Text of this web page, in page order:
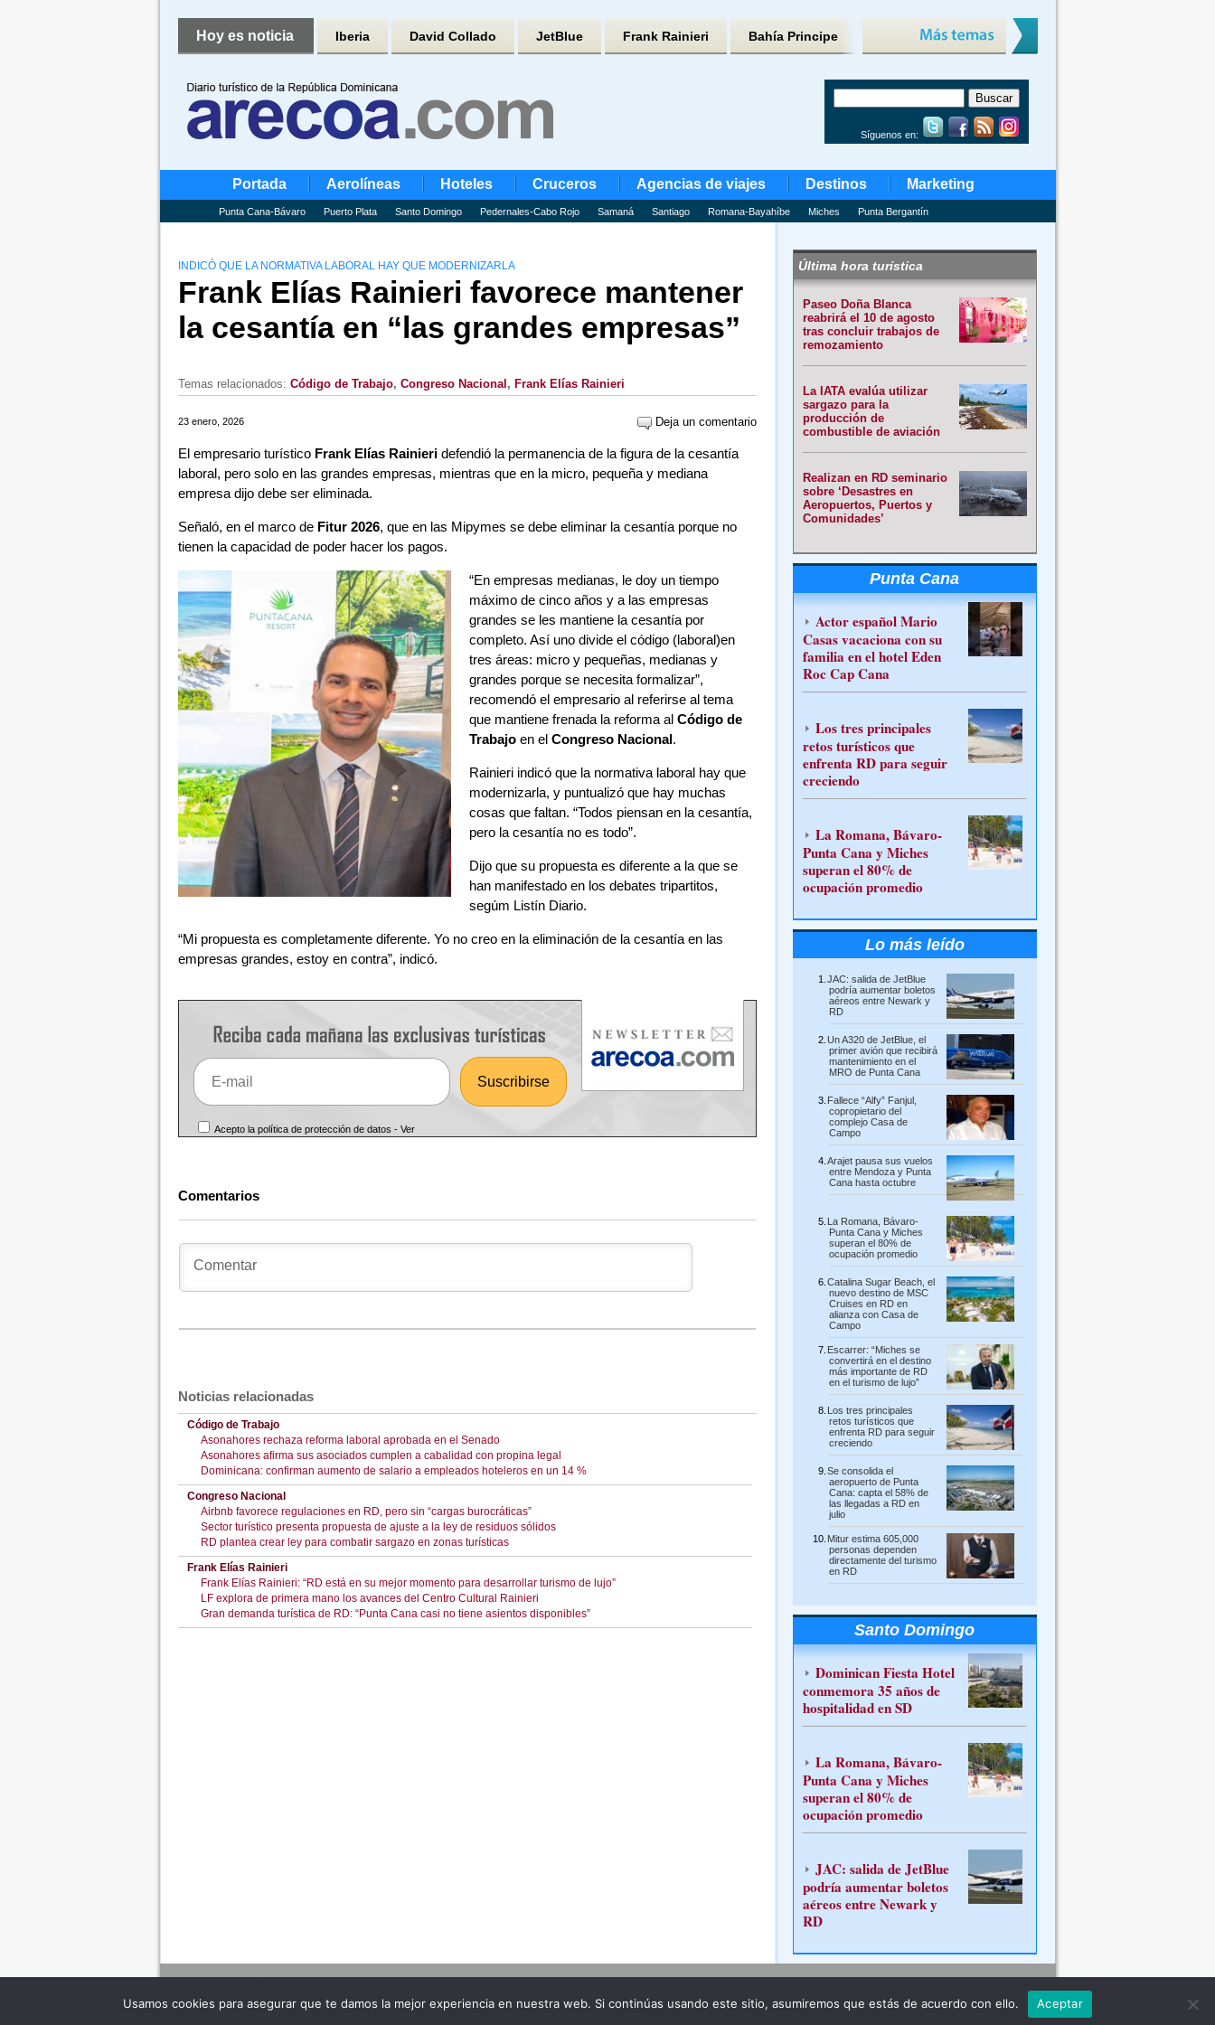
Hoy es noticia Iberia David Collado JetBlue Frank Rainieri Bahía Principe
Síguenos en:
Portada Aerolíneas Hoteles Cruceros Agencias de viajes Destinos Marketing
Punta Cana-Bávaro Puerto Plata Santo Domingo Pedernales-Cabo Rojo Samaná Santiago Romana-Bayahíbe Miches Punta Bergantín
INDICÓ QUE LA NORMATIVA LABORAL HAY QUE MODERNIZARLA
Frank Elías Rainieri favorece mantener
la cesantía en “las grandes empresas”
Temas relacionados: Código de Trabajo, Congreso Nacional , Frank Elías Rainieri
23 enero, 2026 Deja un comentario
El empresario turístico Frank Elías Rainieridefendió la permanencia de la figura de la cesantía
laboral, pero solo en las grandes empresas, mientras que en la micro, pequeña y mediana
empresa dijo debe ser eliminada.
Señaló, en el marco de Fitur 2026, que en las Mipymes se debe eliminar la cesantía porque no
tienen la capacidad de poder hacer los pagos.
“En empresas medianas, le doy un tiempo
máximo de cinco años y a las empresas
grandes se les mantiene la cesantía por
completo. Así uno divide el código (laboral)en
tres áreas: micro y pequeñas, medianas y
grandes porque se necesita formalizar”,
recomendó el empresario al referirse al tema
que mantiene frenada la reforma al Código de
Trabajoen el Congreso Nacional.
Rainieri indicó que la normativa laboral hay que
modernizarla, y puntualizó que hay muchas
cosas que faltan. “Todos piensan en la cesantía,
pero la cesantía no es todo”.
Dijo que su propuesta es diferente a la que se
han manifestado en los debates tripartitos,
segúm Listín Diario.
“Mi propuesta es completamente diferente. Yo no creo en la eliminación de la cesantía en las
empresas grandes, estoy en contra”, indicó.
Acepto la política de protección de datos -Ver
Comentarios
Noticias relacionadas
Código de Trabajo
Asonahores rechaza reforma laboral aprobada en el Senado
Asonahores afirma sus asociados cumplen a cabalidad con propina legal
Dominicana: confirman aumento de salario a empleados hoteleros en un 14 %
Congreso Nacional
Airbnb favorece regulaciones en RD, pero sin “cargas burocráticas”
Sector turístico presenta propuesta de ajuste a la ley de residuos sólidos
RD plantea crear ley para combatir sargazo en zonas turísticas
Frank Elías Rainieri
Frank Elías Rainieri: “RD está en su mejor momento para desarrollar turismo de lujo”
LF explora de primera mano los avances del Centro Cultural Rainieri
Gran demanda turística de RD: “Punta Cana casi no tiene asientos disponibles”
Última hora turística
Paseo Doña Blanca
reabrirá el 10 de agosto
tras concluir trabajos de
remozamiento
La IATA evalúa utilizar
sargazo para la
producción de
combustible de aviación
Realizan en RD seminario
sobre ‘Desastres en
Aeropuertos, Puertos y
Comunidades’
Punta Cana
Actor español Mario
Casas vacaciona con su
familia en el hotel Eden
Roc Cap Cana
Los tres principales
retos turísticos que
enfrenta RD para seguir
creciendo
La Romana, Bávaro-
Punta Cana y Miches
superan el 80% de
ocupación promedio
Lo más leído
JAC: salida de JetBlue
podría aumentar boletos
aéreos entre Newark y
RD
Un A320 de JetBlue, el
primer avión que recibirá
mantenimiento en el
MRO de Punta Cana
Fallece “Alfy” Fanjul,
copropietario del
complejo Casa de
Campo
Arajet pausa sus vuelos
entre Mendoza y Punta
Cana hasta octubre
La Romana, Bávaro-
Punta Cana y Miches
superan el 80% de
ocupación promedio
Catalina Sugar Beach, el
nuevo destino de MSC
Cruises en RD en
alianza con Casa de
Campo
Escarrer: “Miches se
convertirá en el destino
más importante de RD
en el turismo de lujo”
Los tres principales
retos turísticos que
enfrenta RD para seguir
creciendo
Se consolida el
aeropuerto de Punta
Cana: capta el 58% de
las llegadas a RD en
julio
Mitur estima 605,000
personas dependen
directamente del turismo
en RD
Santo Domingo
Dominican Fiesta Hotel
conmemora 35 años de
hospitalidad en SD
La Romana, Bávaro-
Punta Cana y Miches
superan el 80% de
ocupación promedio
JAC: salida de JetBlue
podría aumentar boletos
aéreos entre Newark y
RD
Usamos cookies para asegurar que te damos la mejor experiencia en nuestra web. Si continúas usando este sitio, asumiremos que estás de acuerdo con ello. Aceptar